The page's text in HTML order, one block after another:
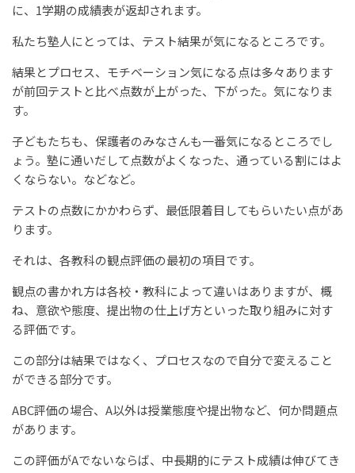
に、1学期の成績表が返却されます。
私たち塾人にとっては、テスト結果が気になるところです。
結果とプロセス、モチベーション気になる点は多々あります
が前回テストと比べ点数が上がった、下がった。気になりま
す。
子どもたちも、保護者のみなさんも一番気になるところでし
ょう。塾に通いだして点数がよくなった、通っている割にはよ
くならない。などなど。
テストの点数にかかわらず、最低限着目してもらいたい点があ
ります。
それは、各教科の観点評価の最初の項目です。
観点の書かれ方は各校・教科によって違いはありますが、概
ね、意欲や態度、提出物の仕上げ方といった取り組みに対す
る評価です。
この部分は結果ではなく、プロセスなので自分で変えること
ができる部分です。
ABC評価の場合、A以外は授業態度や提出物など、何か問題点
があります。
この評価がAでないならば、中長期的にテスト成績は伸びてき